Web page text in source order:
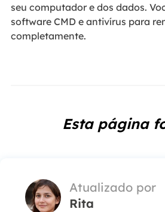
seu computador e dos dados.
software CMD e antivírus para
completamente.
Esta página
Atualizado por
Rita